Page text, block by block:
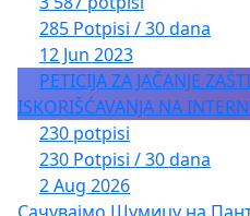
285 Potpisi / 30 dana
12 Jun 2023
PETICIJA ZA JAČANJE
ISKORIŠĆAVANJA NA
230 potpisi
230 Potpisi / 30 dana
2 Aug 2026